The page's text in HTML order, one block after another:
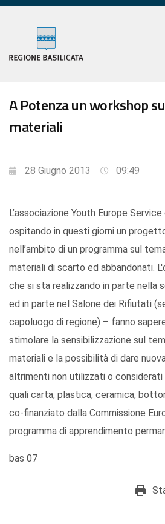
A Potenza un workshop
materiali
28 Giugno 2013 09:49
L’associazione Youth Europe
ospitando in questi giorni un
nell’ambito di un programma sul
materiali di scarto ed abbandonati.
che si sta realizzando in parte nella
ed in parte nel Salone dei Rifiutati
capoluogo di regione) – fanno
stimolare la sensibilizzazione sul
materiali e la possibilità di dare
altrimenti non utilizzati o
quali carta, plastica, ceramica,
co-finanziato dalla Commissione
programma di apprendimento
bas 07